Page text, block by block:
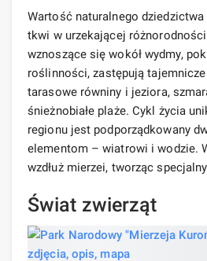
Wartość naturalnego
tkwi w urzekającej różnorodności
wznoszące się wokół wydmy,
roślinności, zastępują
tarasowe równiny i jeziora,
śnieżnobiałe plaże. Cykl życia
regionu jest podporządkowany
elementom – wiatrowi i wodzie.
wzdłuż mierzei, tworząc
Świat zwierząt